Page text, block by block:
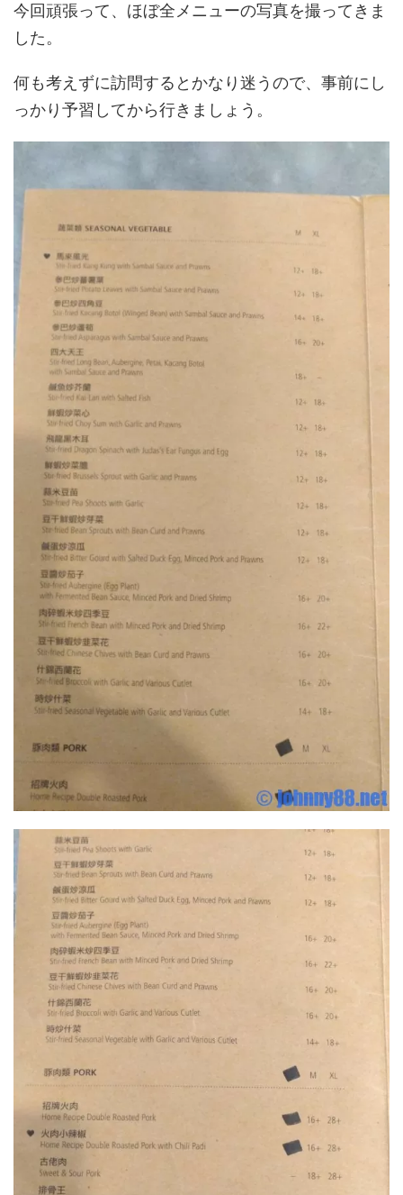
今回頑張って、ほぼ全メニューの写真を撮ってきま
した。
何も考えずに訪問するとかなり迷うので、事前にし
っかり予習してから行きましょう。